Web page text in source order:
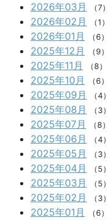
2026年03月 （7）
2026年02月 （1）
2026年01月 （6）
2025年12月 （9）
2025年11月 （8）
2025年10月 （6）
2025年09月 （4）
2025年08月 （3）
2025年07月 （8）
2025年06月 （4）
2025年05月 （3）
2025年04月 （5）
2025年03月 （5）
2025年02月 （3）
2025年01月 （6）